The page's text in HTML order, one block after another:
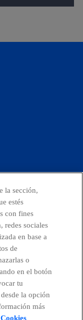
instagram youtube
la sección,
estés
con fines
redes sociales
en base a
de
o
en el botón
tu
la opción
más